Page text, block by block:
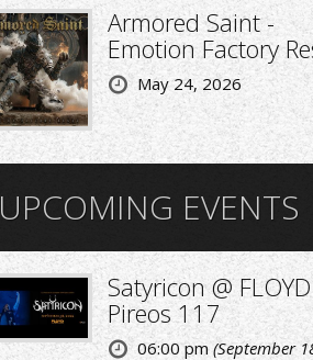
Armored Saint -
Emotion Factory
May 24, 2026
UPCOMING EVENTS
Satyricon @ FLOYD
Pireos 117
06:00 pm (September